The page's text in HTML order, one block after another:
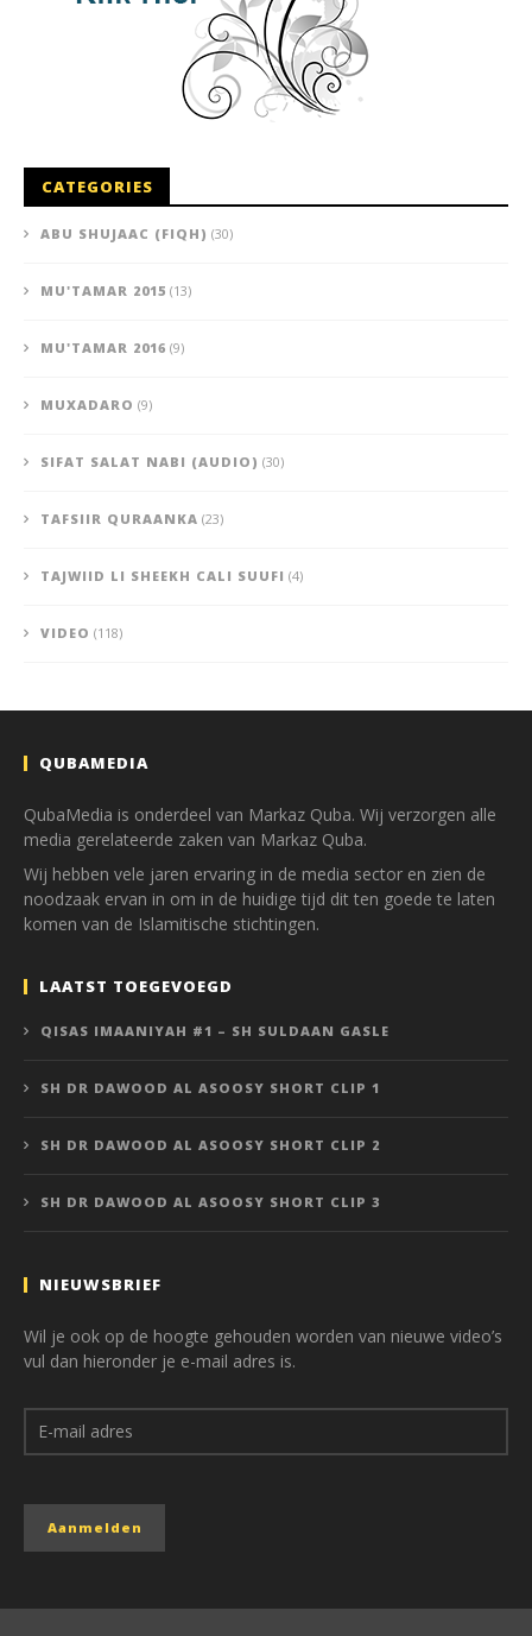
CATEGORIES
ABU SHUJAAC (FIQH) (30)
MU'TAMAR 2015 (13)
MU'TAMAR 2016 (9)
MUXADARO (9)
SIFAT SALAT NABI (AUDIO) (30)
TAFSIIR QURAANKA (23)
TAJWIID LI SHEEKH CALI SUUFI (4)
VIDEO (118)
QUBAMEDIA
QubaMedia is onderdeel van Markaz Quba. Wij verzorgen alle
media gerelateerde zaken van Markaz Quba.
Wij hebben vele jaren ervaring in de media sector en zien de
noodzaak ervan in om in de huidige tijd dit ten goede te laten
komen van de Islamitische stichtingen.
LAATST TOEGEVOEGD
QISAS IMAANIYAH #1 – SH SULDAAN GASLE
SH DR DAWOOD AL ASOOSY SHORT CLIP 1
SH DR DAWOOD AL ASOOSY SHORT CLIP 2
SH DR DAWOOD AL ASOOSY SHORT CLIP 3
NIEUWSBRIEF
Wil je ook op de hoogte gehouden worden van nieuwe video’s
vul dan hieronder je e-mail adres is.